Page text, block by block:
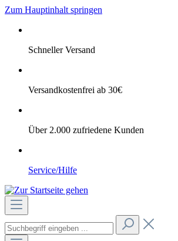
Zum Hauptinhalt springen
Schneller Versand
Versandkostenfrei ab 30€
Über 2.000 zufriedene Kunden
Service/Hilfe